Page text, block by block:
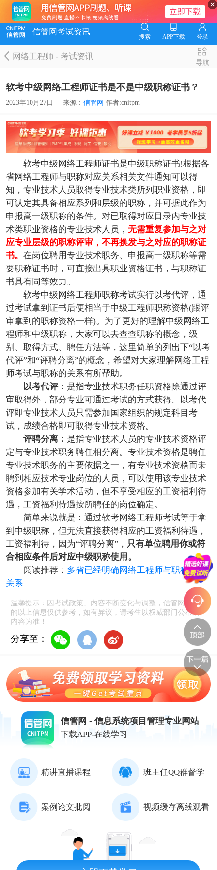
信管网考试资讯
搜索 APP下载 登录
网络工程师-考试资讯
导航
软考中级网络工程师证书是不是中级职称证书？
2023年10月27日 来源： 信管网 作者:cnitpm
软考中级网络工程师证书是中级职称证书!根据各
省网络工程师与职称对应关系相关文件通知可以得
知，专业技术人员取得专业技术类所列职业资格，即
可认定其具备相应系列和层级的职称，并可据此作为
申报高一级职称的条件。对已取得对应目录内专业技
术类职业资格的专业技术人员， 无需重复参加与之对
应专业层级的职称评审，不再换发与之对应的职称证
书。 在岗位聘用专业技术职务、申报高一级职称等需
要职称证书时，可直接出具职业资格证书，与职称证
书具有同等效力。
软考中级网络工程师职称考试实行以考代评，通
过考试拿到证书后便相当于中级工程师职称资格(跟评
审拿到的职称资格一样)。为了更好的理解中级网络工
程师和中级职称，大家可以去查查职称的概念，级
别、取得方式、聘任方法等，这里简单的列出下“以考
代评”和“评聘分离”的概念，希望对大家理解网络工程
师考试与职称的关系有所帮助。
以考代评： 是指专业技术职务任职资格除通过评
审取得外，部分专业可通过考试的方式获得。以考代
评即专业技术人员只需参加国家组织的规定科目考
试，成绩合格即可取得专业技术资格。
评聘分离： 是指专业技术人员的专业技术资格评
定与专业技术职务聘任相分离。专业技术资格是聘任
专业技术职务的主要依据之一，有专业技术资格而未
聘到相应技术专业岗位的人员，可以使用该专业技术
资格参加有关学术活动，但不享受相应的工资福利待
遇，工资福利待遇按所聘任的岗位确定。
简单来说就是：通过软考网络工程师考试等于拿
到中级职称，但无法直接获得相应的工资福利待遇，
工资福利待，因为“评聘分离”， 只有单位聘用你或符
合相应条件后对应中级职称使用。
阅读推荐： 多省已经明确网络工程师与职称对应
关系
温馨提示：因考试政策、内容不断变化与调整，信管网提供
的以上信息仅供参考，如有异议，请考生以权威部门公布的
内容为准！
分享至：
信管网 - 信息系统项目管理专业网站
下载APP-在线学习
精讲直播课程 班主任QQ群督学
案例论文批阅 视频缓存离线观看